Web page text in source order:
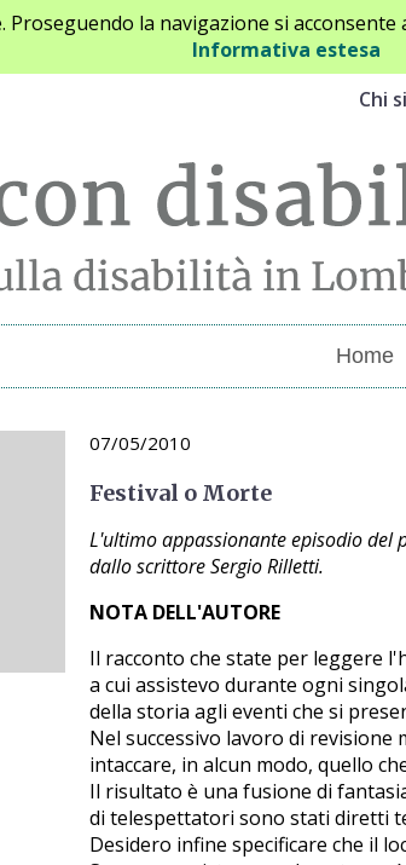
Proseguendo la navigazione si
Informativa estesa
Chi
Home
07/05/2010
Festival o Morte
L'ultimo appassionante episodio
dallo scrittore Sergio Rilletti.
NOTA DELL'AUTORE
Il racconto che state per leggere
a cui assistevo durante ogni
della storia agli eventi che si
Nel successivo lavoro di
intaccare, in alcun modo, quello
Il risultato è una fusione di
di telespettatori sono stati diretti
Desidero infine specificare che il